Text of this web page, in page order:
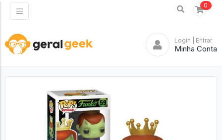
0
Login | Entrar
Minha Conta